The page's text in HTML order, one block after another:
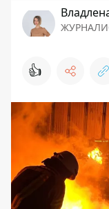
👍